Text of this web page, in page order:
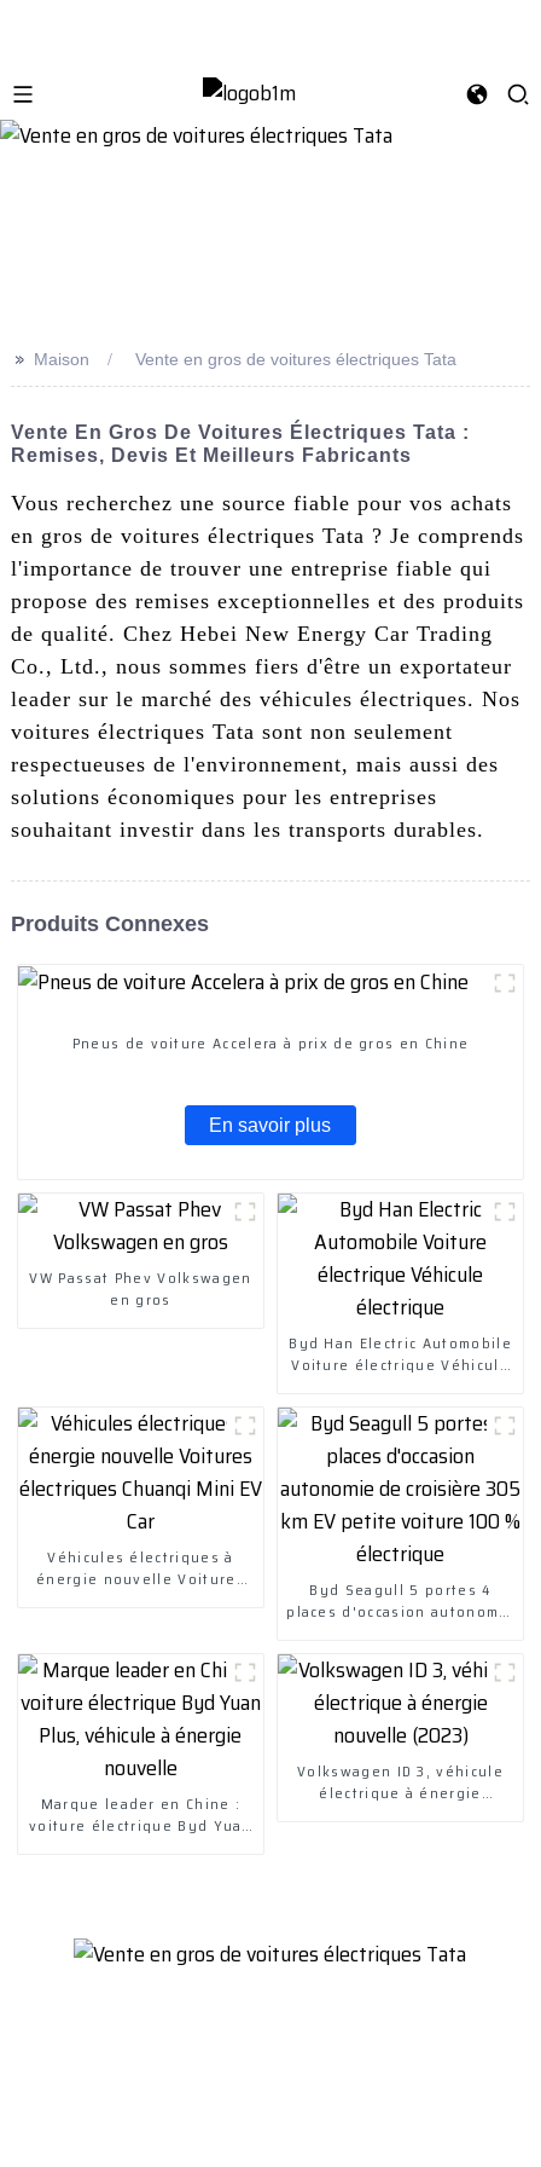
>> Maison Vente en gros de voitures électriques Tata
Vente En Gros De Voitures Électriques Tata :
Remises, Devis Et Meilleurs Fabricants
Vous recherchez une source fiable pour vos achats
en gros de voitures électriques Tata ? Je comprends
l'importance de trouver une entreprise fiable qui
propose des remises exceptionnelles et des produits
de qualité. Chez Hebei New Energy Car Trading
Co., Ltd., nous sommes fiers d'être un exportateur
leader sur le marché des véhicules électriques. Nos
voitures électriques Tata sont non seulement
respectueuses de l'environnement, mais aussi des
solutions économiques pour les entreprises
souhaitant investir dans les transports durables.
Produits Connexes
Pneus de voiture Accelera à prix de gros en Chine
En savoir plus
VW Passat Phev Volkswagen
en gros
Byd Han Electric Automobile
Voiture électrique Véhicule
Véhicules électriques à
énergie nouvelle Voitures
Byd Seagull 5 portes 4
places d'occasion autonomie
électrique
Marque leader en Chine :
voiture électrique Byd Yuan
Volkswagen ID 3, véhicule
électrique à énergie